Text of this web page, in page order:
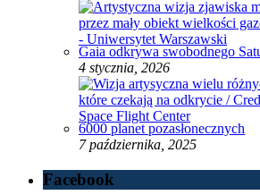
Gaia odkrywa swobodnego
4 stycznia, 2026
6000 planet pozasłonecznych
7 października, 2025
Facebook